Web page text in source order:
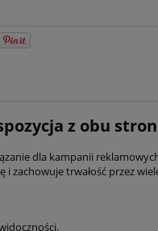
z obu stron
dla kampanii
zachowuje trwałość przez